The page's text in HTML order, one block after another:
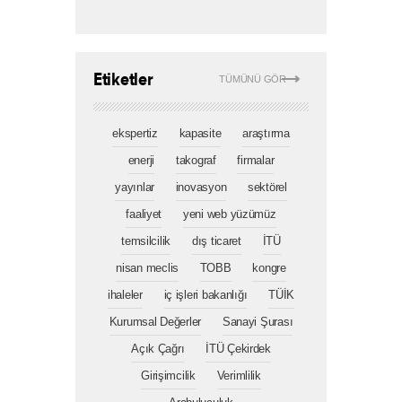
TÜMÜNÜ GÖR
Etiketler
ekspertiz kapasite
araştırma
enerji
takograf
firmalar
yayınlar
inovasyon
sektörel
faaliyet
yeni web yüzümüz
temsilcilik
dış ticaret
İTÜ
nisan meclis
TOBB
kongre
ihaleler
iç işleri bakanlığı
TÜİK
Kurumsal Değerler
Sanayi Şurası
Açık Çağrı
İTÜ Çekirdek
Girişimcilik
Verimlilik